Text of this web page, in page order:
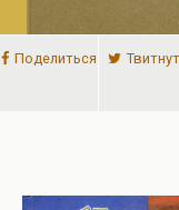
Поделиться